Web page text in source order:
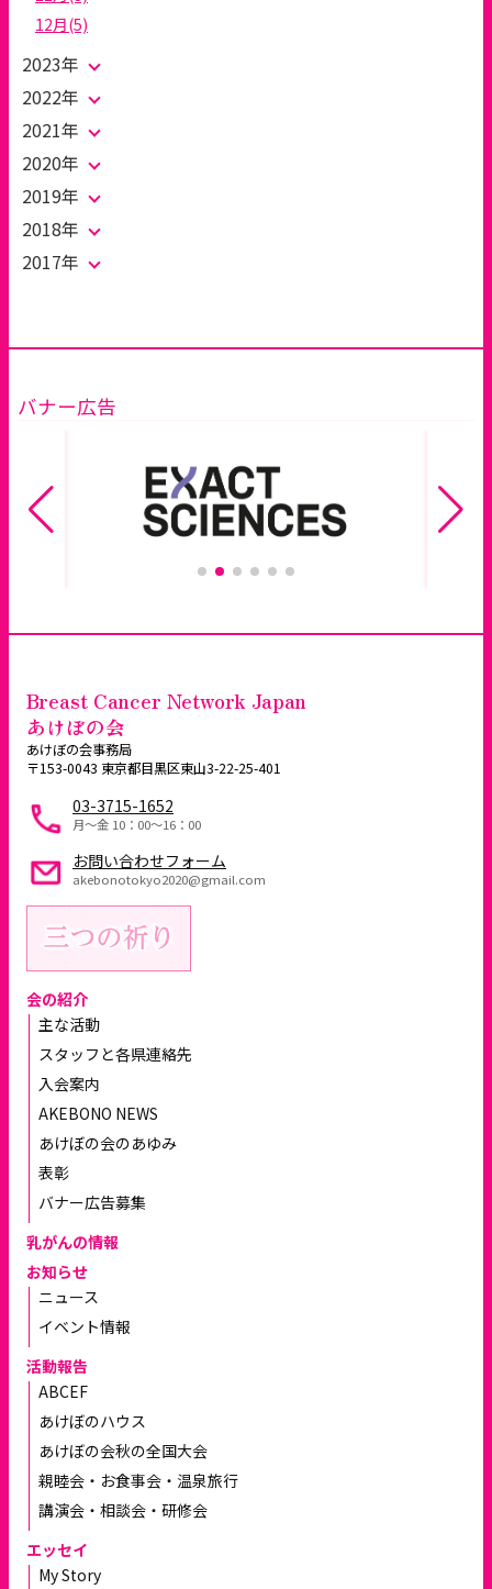
12月(5)
2023年
2022年
2021年
2020年
2019年
2018年
2017年
バナー広告
Breast Cancer Network Japan
あけぼの会
あけぼの会事務局
〒153-0043 東京都目黒区東山3-22-25-401
03-3715-1652
月～金 10：00〜16：00
お問い合わせフォーム
akebonotokyo2020@gmail.com
会の紹介
主な活動
スタッフと各県連絡先
入会案内
AKEBONO NEWS
あけぼの会のあゆみ
表彰
バナー広告募集
乳がんの情報
お知らせ
ニュース
イベント情報
活動報告
ABCEF
あけぼのハウス
あけぼの会秋の全国大会
親睦会・お食事会・温泉旅行
講演会・相談会・研修会
エッセイ
My Story